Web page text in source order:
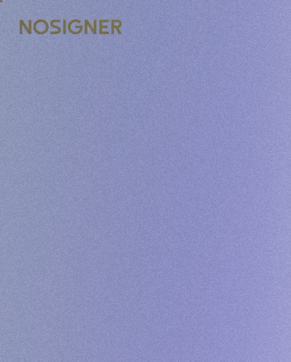
BERANDA